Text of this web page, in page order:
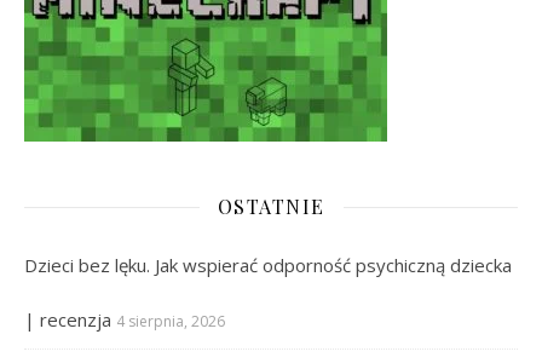
OSTATNIE
Dzieci bez lęku. Jak wspierać odporność psychiczną dziecka
| recenzja 4 sierpnia, 2026